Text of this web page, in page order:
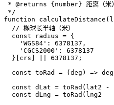
* @returns {number} 距离（米）
*/
function
  // 椭球长半轴（米）
  const radius = {
    'WGS84': 6378137,
    'CGCS2000': 6378137
  }[crs] || 6378137;
const toRad = (deg) =>
const dLat = toRad(lat2 -
const dLng = toRad(lng2 -